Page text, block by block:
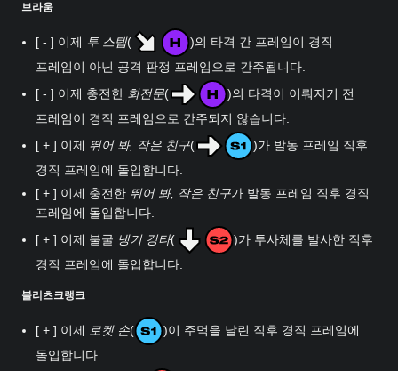
브라움
[ - ] 이제 투 스텝(
)의 타격 간 프레임이 경직
프레임이 아닌 공격 판정 프레임으로 간주됩니다.
[ - ] 이제 충전한 회전문(
)의 타격이 이뤄지기 전
프레임이 경직 프레임으로 간주되지 않습니다.
[ + ] 이제 뛰어 봐, 작은 친구(
)가 발동 프레임 직후
경직 프레임에 돌입합니다.
[ + ] 이제 충전한 뛰어 봐, 작은 친구가 발동 프레임 직후 경직
프레임에 돌입합니다.
[ + ] 이제 불굴 냉기 강타(
)가 투사체를 발사한 직후
경직 프레임에 돌입합니다.
블리츠크랭크
[ + ] 이제 로켓 손(
)이 주먹을 날린 직후 경직 프레임에
돌입합니다.